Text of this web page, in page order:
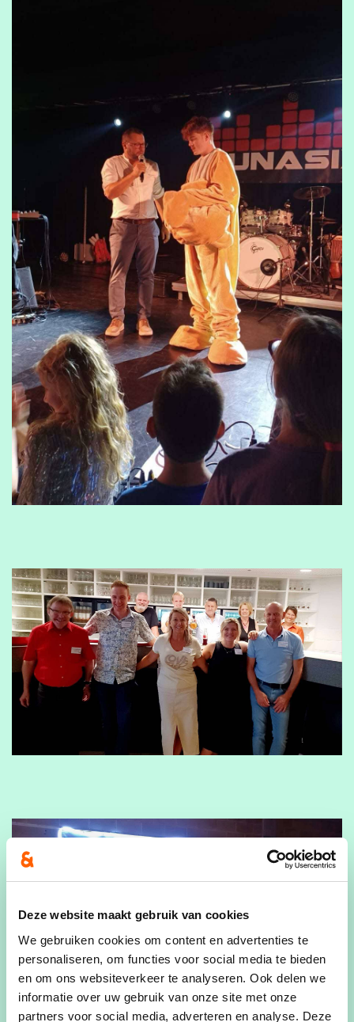
Deze website maakt gebruik van cookies
We gebruiken cookies om content en advertenties te
personaliseren, om functies voor social media te bieden
en om ons websiteverkeer te analyseren. Ook delen we
informatie over uw gebruik van onze site met onze
partners voor social media, adverteren en analyse. Deze